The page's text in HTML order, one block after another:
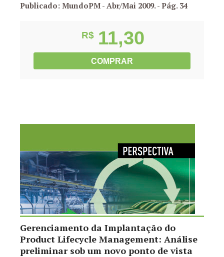
Publicado: MundoPM - Abr/Mai 2009.- Pág. 34
R$ 11,30
COMPRAR
Gerenciamento da Implantação do
Product Lifecycle Management: Análise
preliminar sob um novo ponto de vista